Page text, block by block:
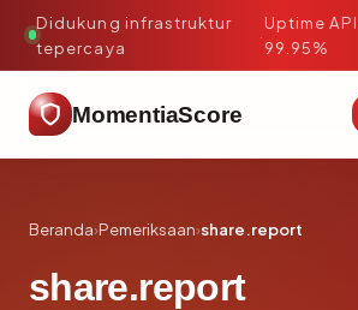
Didukung infrastruktur
tepercaya
·
Uptime
99.95%
MomentiaScore
Beranda›Pemeriksaan›share.report
share.report